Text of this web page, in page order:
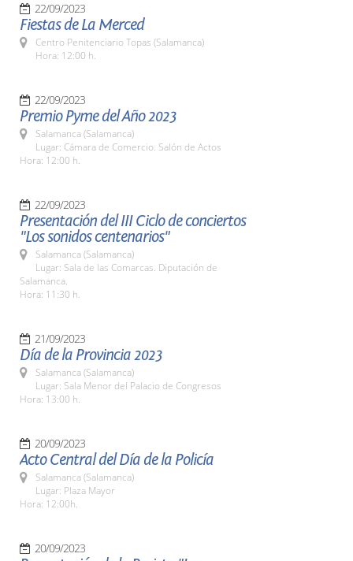
22/09/2023
Fiestas de La Merced
Centro Penitenciario Topas (Salamanca)
Hora: 12:00 h.
22/09/2023
Premio Pyme del Año 2023
Salamanca (Salamanca)
Lugar: Cámara de Comercio. Salón de Actos
Hora: 12:00 h.
22/09/2023
Presentación del III Ciclo de conciertos
"Los sonidos centenarios"
Salamanca (Salamanca)
Lugar: Sala de las Comarcas. Diputación de
Salamanca.
Hora: 11:30 h.
21/09/2023
Día de la Provincia 2023
Salamanca (Salamanca)
Lugar: Sala Menor del Palacio de Congresos
Hora: 13:00 h.
20/09/2023
Acto Central del Día de la Policía
Salamanca (Salamanca)
Lugar: Plaza Mayor
Hora: 12:00h.
20/09/2023